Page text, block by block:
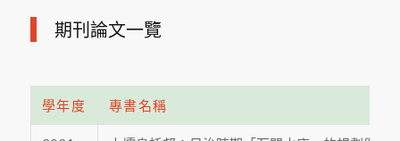
期刊論文一覽
學年度 專書名稱